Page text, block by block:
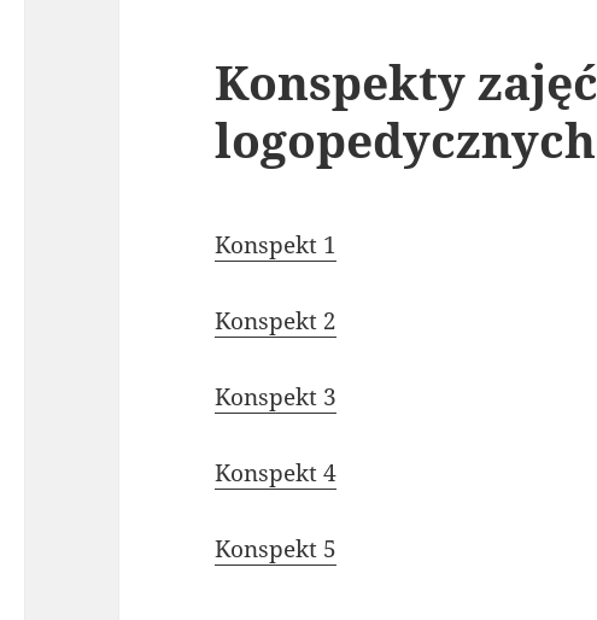
Konspekty zajęć
logopedycznych
Konspekt 1
Konspekt 2
Konspekt 3
Konspekt 4
Konspekt 5